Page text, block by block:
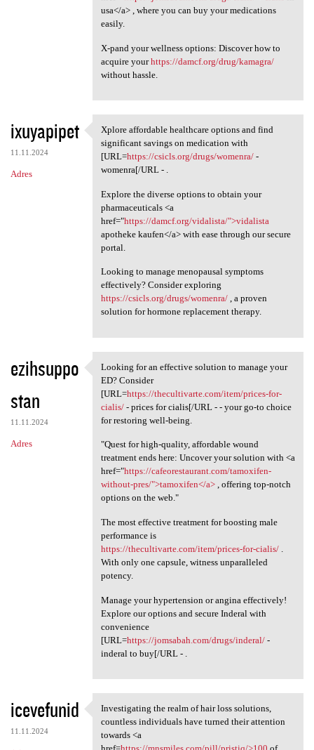
usa</a> , where you can buy your medications
easily.
X-pand your wellness options: Discover how to
acquire yourhttps://damcf.org/drug/kamagra/
without hassle.
ixuyapipet
11.11.2024
Adres
Xplore affordable healthcare
Xplore affordable healthcare options and find
significant savings on medication with
[URL=https://csicls.org/drugs/womenra/-
womenra[/URL - .
Explore the diverse options to obtain your
pharmaceuticals <a
href="https://damcf.org/vidalista/">vidalista
apotheke kaufen</a> with ease through our secure
portal.
Looking to manage menopausal symptoms
effectively? Consider exploring
https://csicls.org/drugs/womenra/, a proven
solution for hormone replacement therapy.
ezihsuppo
stan
11.11.2024
Adres
Looking for an effective
Looking for an effective solution to manage your
ED? Consider
[URL=https://thecultivarte.com/item/prices-for-
cialis/- prices for cialis[/URL - - your go-to choice
for restoring well-being.
"Quest for high-quality, affordable wound
treatment ends here: Uncover your solution with <a
href="https://cafeorestaurant.com/tamoxifen-
without-pres/">tamoxifen</a>, offering top-notch
options on the web."
The most effective treatment for boosting male
performance is
https://thecultivarte.com/item/prices-for-cialis/.
With only one capsule, witness unparalleled
potency.
Manage your hypertension or angina effectively!
Explore our options and secure Inderal with
convenience
[URL=https://jomsabah.com/drugs/inderal/-
inderal to buy[/URL - .
icevefunid
11.11.2024
Investigating the realm of
Investigating the realm of hair loss solutions,
countless individuals have turned their attention
towards <a